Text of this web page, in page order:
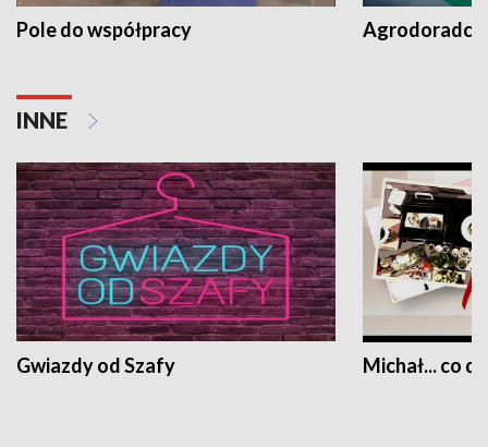
Pole do współpracy Agrodoradcy
INNE
Gwiazdy od Szafy Michał... co